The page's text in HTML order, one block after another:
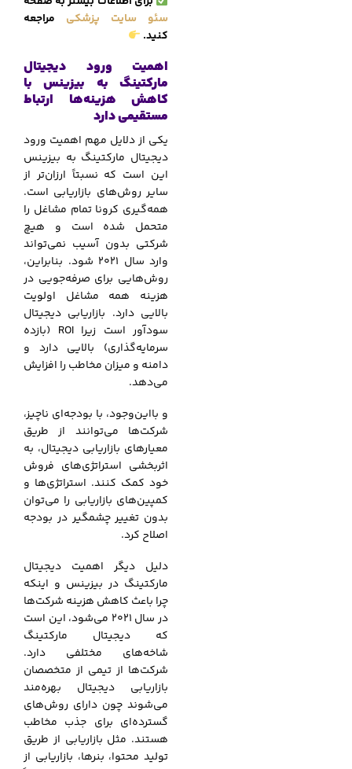
سئو سایت پزشکی مراجعه
کنید.
اهمیت ورود دیجیتال
مارکتینگ به بیزینس با
کاهش هزینه‌ها ارتباط
مستقیمی دارد
یکی از دلایل مهم اهمیت ورود
دیجیتال مارکتینگ به بیزینس
این است که نسبتاً ارزان‌تر از
سایر روش‌های بازاریابی است.
همه‌گیری کرونا تمام مشاغل را
متحمل شده است و هیچ
شرکتی بدون آسیب نمی‌تواند
وارد سال 2021 شود. بنابراین،
روش‌هایی برای صرفه‌جویی در
هزینه همه مشاغل اولویت
بالایی دارد. بازاریابی دیجیتال
سودآور است زیرا ROI (بازده
سرمایه‌گذاری) بالایی دارد و
دامنه و میزان مخاطب را افزایش
می‌دهد.
و بااین‌وجود، با بودجه‌ای ناچیز،
شرکت‌ها می‌توانند از طریق
معیارهای بازاریابی دیجیتال، به
اثربخشی استراتژی‌های فروش
خود کمک کنند. استراتژی‌ها و
کمپین‌های بازاریابی را می‌توان
بدون تغییر چشمگیر در بودجه
اصلاح کرد.
دلیل دیگر اهمیت دیجیتال
مارکتینگ در بیزینس و اینکه
چرا باعث کاهش هزینه شرکت‌ها
در سال 2021 می‌شود، این است
که دیجیتال مارکتینگ
شاخه‌های مختلفی دارد.
شرکت‌ها از تیمی از متخصصان
بازاریابی دیجیتال بهره‌مند
می‌شوند چون دارای روش‌های
گسترده‌ای برای جذب مخاطب
هستند. مثل بازاریابی از طریق
تولید محتوا، بنرها، بازاریابی از